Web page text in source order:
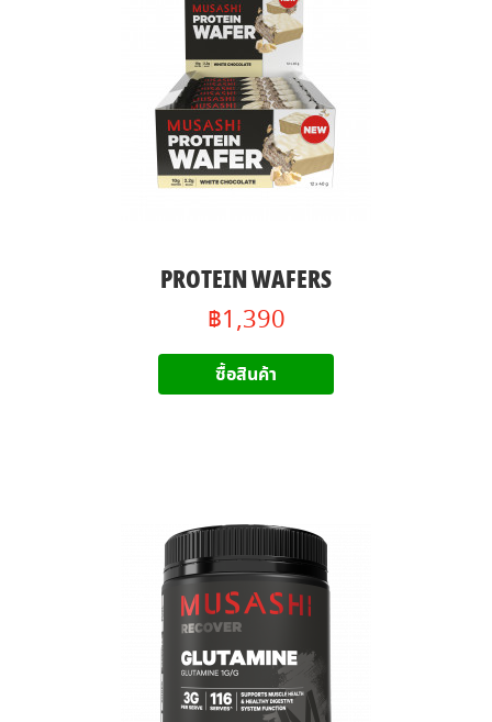
PROTEIN WAFERS
฿1,390
ซื้อสินค้า